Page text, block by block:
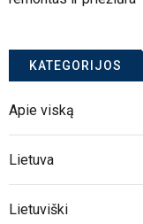
KATEGORIJOS
Apie viską
Lietuva
Lietuviški